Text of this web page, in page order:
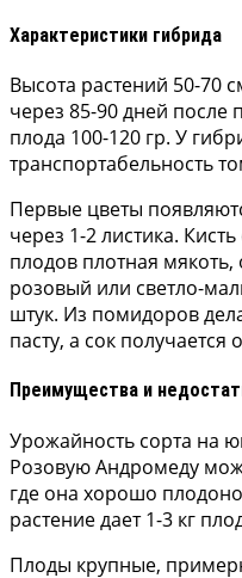
Характеристики гибрида
Высота растений 50-70
через 85-90 дней после
плода 100-120 гр. У
транспортабельность
Первые цветы
через 1-2 листика.
плодов плотная
розовый или светло-
штук. Из помидоров
пасту, а сок получается
Преимущества и
Урожайность сорта на
Розовую Андромеду
где она хорошо
растение дает 1-3 кг
Плоды крупные,